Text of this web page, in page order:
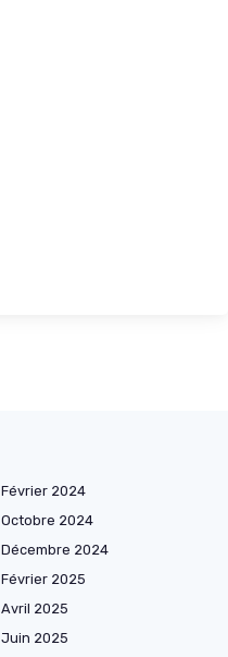
Février 2024
Octobre 2024
Décembre 2024
Février 2025
Avril 2025
Juin 2025